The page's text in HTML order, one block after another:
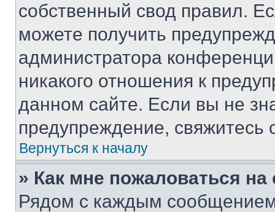
собственный свод правил.
можете получить
администратора
никакого отношения к
данном сайте. Если вы не
предупреждение,
Вернуться к началу
» Как мне пожаловаться
Рядом с каждым сообщением